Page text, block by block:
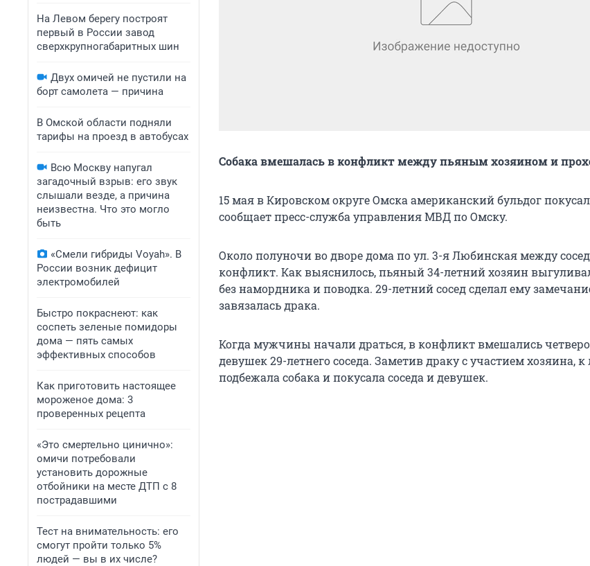
На Левом берегу построят
первый в России завод
сверхкрупногабаритных шин
Двух омичей не пустили на
борт самолета — причина
В Омской области подняли
тарифы на проезд в автобусах
Всю Москву напугал
загадочный взрыв: его звук
слышали везде, а причина
неизвестна. Что это могло
быть
«Смели гибриды Voyah». В
России возник дефицит
электромобилей
Быстро покраснеют: как
соспеть зеленые помидоры
дома — пять самых
эффективных способов
Как приготовить настоящее
мороженое дома: 3
проверенных рецепта
«Это смертельно цинично»:
омичи потребовали
установить дорожные
отбойники на месте ДТП с 8
пострадавшими
Тест на внимательность: его
смогут пройти только 5%
людей — вы в их числе?
Собака вмешалась в конфликт между пьяным хозяином и
15 мая в Кировском округе Омска американский бульдог
сообщает пресс-служба управления МВД по Омску.
Около полуночи во дворе дома по ул. 3-я Любинская между
конфликт. Как выяснилось, пьяный 34-летний хозяин
без намордника и поводка. 29-летний сосед сделал ему
завязалась драка.
Когда мужчины начали драться, в конфликт вмешались
девушек 29-летнего соседа. Заметив драку с участием хозяина,
подбежала собака и покусала соседа и девушек.